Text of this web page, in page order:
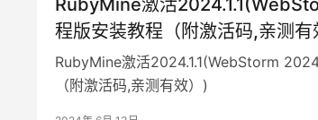
RubyMine激活
程版安装教程（附激活码,亲测有
RubyMine激活2024.1.1(WebStorm
（附激活码,亲测有效）)